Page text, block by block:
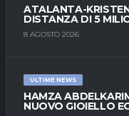
ATALANTA-
DISTANZA DI 5
8 AGOSTO 2026
ULTIME NEWS
HAMZA
NUOVO GIOIELLO